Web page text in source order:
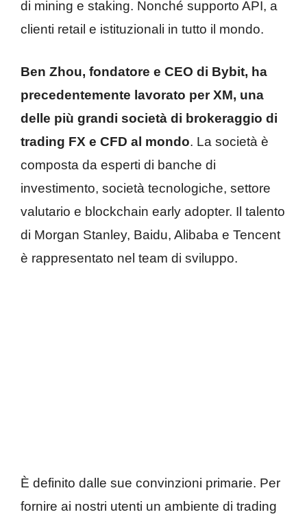
di mining e staking. Nonché supporto API, a
clienti retail e istituzionali in tutto il mondo.
Ben Zhou, fondatore e CEO di Bybit, ha
precedentemente lavorato per XM, una
delle più grandi società di brokeraggio di
trading FX e CFD al mondo. La società è
composta da esperti di banche di
investimento, società tecnologiche, settore
valutario e blockchain early adopter. Il talento
di Morgan Stanley, Baidu, Alibaba e Tencent
è rappresentato nel team di sviluppo.
È definito dalle sue convinzioni primarie. Per
fornire ai nostri utenti un ambiente di trading